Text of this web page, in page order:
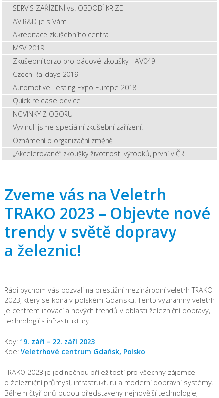
SERVIS ZAŘÍZENÍ vs. OBDOBÍ KRIZE
AV R&D je s Vámi
Akreditace zkušebního centra
MSV 2019
Zkušební torzo pro pádové zkoušky - AV049
Czech Raildays 2019
Automotive Testing Expo Europe 2018
Quick release device
NOVINKY Z OBORU
Vyvinuli jsme speciální zkušební zařízení.
Oznámení o organizační změně
„Akcelerované“ zkoušky životnosti výrobků, první v ČR
Zveme vás na Veletrh
TRAKO 2023 – Objevte nové
trendy v světě dopravy
a železnic!
Rádi bychom vás pozvali na prestižní mezinárodní veletrh TRAKO
2023, který se koná v polském Gdaňsku. Tento významný veletrh
je centrem inovací a nových trendů v oblasti železniční dopravy,
technologií a infrastruktury.
Kdy: 19. září – 22. září 2023
Kde: Veletrhové centrum Gdaňsk, Polsko
TRAKO 2023 je jedinečnou příležitostí pro všechny zájemce
o železniční průmysl, infrastrukturu a moderní dopravní systémy.
Během čtyř dnů budou představeny nejnovější technologie,